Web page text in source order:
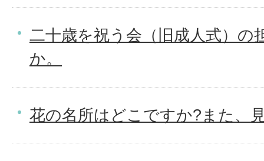
二十歳を祝う会（旧成人式）の
か。
花の名所はどこですか?また、